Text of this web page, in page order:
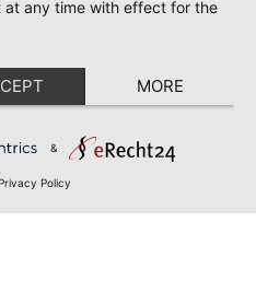
at any time with effect for the
MORE
&
Policy